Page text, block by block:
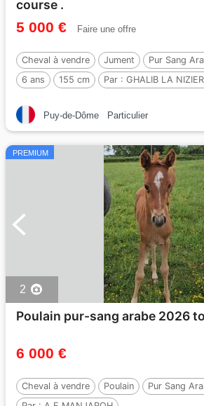
course .
5 000 € Faire une offre
Cheval à vendre Jument Pur Sang
6 ans
155 cm Par : GHALIB LA
Puy-de-Dôme Particulier
PREMIUM
2
Poulain pur-sang arabe 2026
6 000 €
Cheval à vendre Poulain Pur Sang